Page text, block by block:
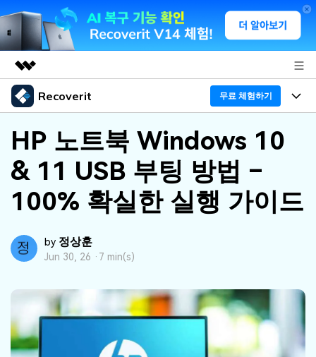
주요 제품
유틸리티
비즈니스
개요
솔루션
회사 소개
뉴스룸
플랜 및 가격
Recoverit 무료 체험하기
프로그램
Recoverit - Windows 버전
선도적인 데이터 복구 전문가
Recoverit - Mac 버전
Mac 시스템에서 무제한 데이터 복구
기능
미디어 복구하기
문서 복구하기
복구 Tips
외장 저장장치 복구
손상된 파일 복구
기타
리커버릿 개요
삭제된 미디어 복구
복구 솔루션
다운로드 로그인
HP 노트북 Windows 10
& 11 USB 부팅 방법 –
100% 확실한 실행 가이드
by 정상훈
Jun 30, 26 · 7 min(s)